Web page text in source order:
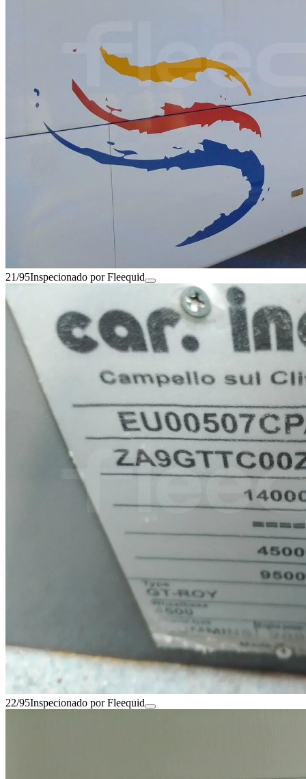
21/95Inspecionado por Fleequid
22/95Inspecionado por Fleequid